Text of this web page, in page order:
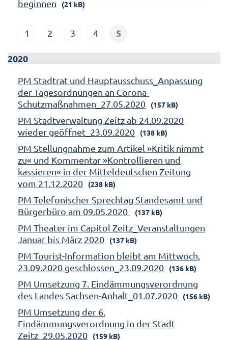
beginnen
(21 kB)
1 2 3 4 5
2020
PM Stadtrat und Hauptausschuss_Anpassung
der Tagesordnungen an Corona-
Schutzmaßnahmen_27.05.2020
(157 kB)
PM Stadtverwaltung Zeitz ab 24.09.2020
wieder geöffnet_23.09.2020
(138 kB)
PM Stellungnahme zum Artikel »Kritik nimmt
zu« und Kommentar »Kontrollieren und
kassieren« in der Mitteldeutschen Zeitung
vom 21.12.2020
(238 kB)
PM Telefonischer Sprechtag Standesamt und
Bürgerbüro am 09.05.2020
(137 kB)
PM Theater im Capitol Zeitz_Veranstaltungen
Januar bis März 2020
(137 kB)
PM Tourist-Information bleibt am Mittwoch,
23.09.2020 geschlossen_23.09.2020
(136 kB)
PM Umsetzung 7. Eindämmungsverordnung
des Landes Sachsen-Anhalt_01.07.2020
(156 kB)
PM Umsetzung der 6.
Eindämmungsverordnung in der Stadt
Zeitz_29.05.2020
(159 kB)